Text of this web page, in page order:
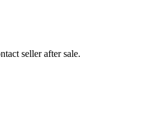
seller after sale.